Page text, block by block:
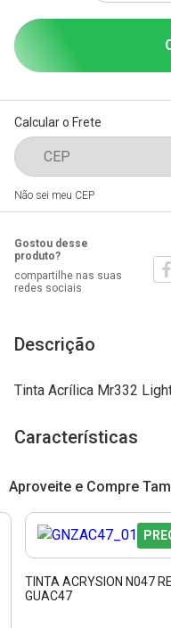
Calcular o Frete
Não sei meu CEP
Gostou desse
produto?
compartilhe nas suas
redes sociais
Descrição
Tinta Acrílica Mr332
Características
Aproveite e Compre
TINTA ACRYSION N047
GUAC47